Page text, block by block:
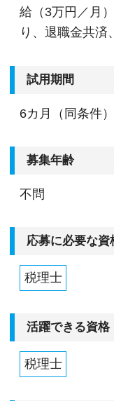
給（3万円／月
り、退職金共済
試用期間
6カ月（同条件）
募集年齢
不問
応募に必要な資
税理士
活躍できる資格
税理士